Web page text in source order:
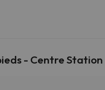
- Centre Station